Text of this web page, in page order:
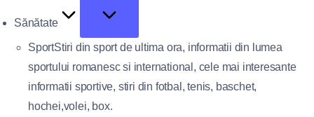
Sănătate
SportStiri din sport de ultima ora, informatii din lumea
sportului romanesc si international, cele mai interesante
informatii sportive, stiri din fotbal, tenis, baschet,
hochei,volei, box.